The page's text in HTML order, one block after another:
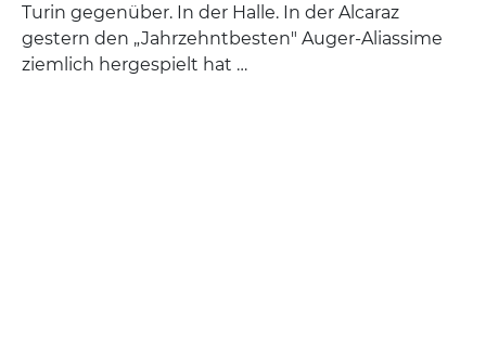
Turin gegenüber. In der Halle. In der Alcaraz
gestern den „Jahrzehntbesten" Auger-Aliassime
ziemlich hergespielt hat …